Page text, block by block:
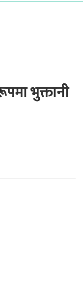
भुक्तानी